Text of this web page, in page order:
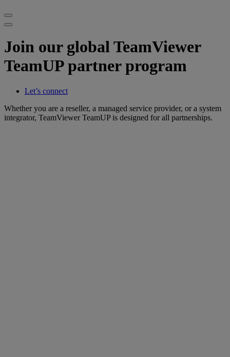
Join our global TeamViewer
TeamUP partner program
Let’s connect
Whether you are a reseller, a managed service provider, or a system
integrator, TeamViewer TeamUP is designed for all partnerships.